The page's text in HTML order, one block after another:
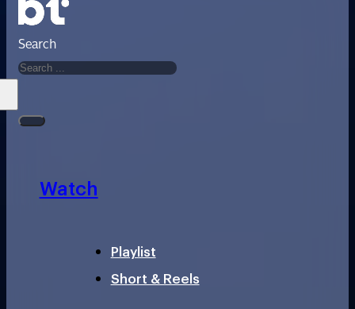
Search
Watch
Playlist
Short & Reels